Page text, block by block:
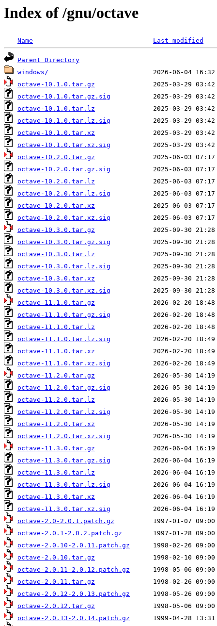
Index of /gnu/octave
Name Last modified
Parent Directory
windows/
octave-10.1.0.tar.gz
octave-10.1.0.tar.gz.sig
octave-10.1.0.tar.lz
octave-10.1.0.tar.lz.sig
octave-10.1.0.tar.xz
octave-10.1.0.tar.xz.sig
octave-10.2.0.tar.gz
octave-10.2.0.tar.gz.sig
octave-10.2.0.tar.lz
octave-10.2.0.tar.lz.sig
octave-10.2.0.tar.xz
octave-10.2.0.tar.xz.sig
octave-10.3.0.tar.gz
octave-10.3.0.tar.gz.sig
octave-10.3.0.tar.lz
octave-10.3.0.tar.lz.sig
octave-10.3.0.tar.xz
octave-10.3.0.tar.xz.sig
octave-11.1.0.tar.gz
octave-11.1.0.tar.gz.sig
octave-11.1.0.tar.lz
octave-11.1.0.tar.lz.sig
octave-11.1.0.tar.xz
octave-11.1.0.tar.xz.sig
octave-11.2.0.tar.gz
octave-11.2.0.tar.gz.sig
octave-11.2.0.tar.lz
octave-11.2.0.tar.lz.sig
octave-11.2.0.tar.xz
octave-11.2.0.tar.xz.sig
octave-11.3.0.tar.gz
octave-11.3.0.tar.gz.sig
octave-11.3.0.tar.lz
octave-11.3.0.tar.lz.sig
octave-11.3.0.tar.xz
octave-11.3.0.tar.xz.sig
octave-2.0-2.0.1.patch.gz
octave-2.0.1-2.0.2.patch.gz
octave-2.0.10-2.0.11.patch.gz
octave-2.0.10.tar.gz
octave-2.0.11-2.0.12.patch.gz
octave-2.0.11.tar.gz
octave-2.0.12-2.0.13.patch.gz
octave-2.0.12.tar.gz
octave-2.0.13-2.0.14.patch.gz